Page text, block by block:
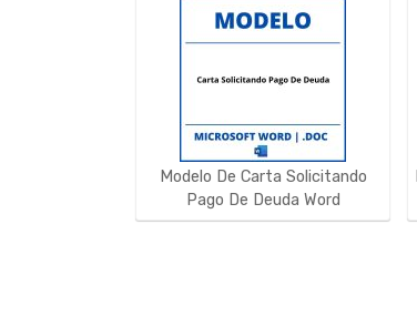
Modelo De Carta Solicitando
Pago De Deuda Word